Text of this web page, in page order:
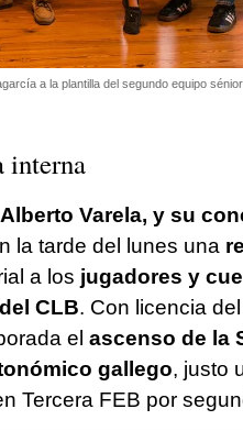
a la plantilla del segundo equipo
interna
Varela, y su
la tarde del lunes una
a los jugadores y
CLB. Con licencia
el ascenso de la
gallego, justo
Tercera FEB por